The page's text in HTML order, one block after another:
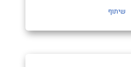
שיתוף